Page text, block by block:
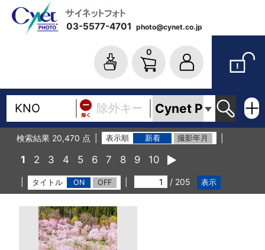
03-5577-4701 photo@cynet.co.jp
0
検索結果 20,470 点 表示順 新着 撮影年月
1 2 3 4 5 6 7 8 9 10
タイトル ON OFF / 205 表示